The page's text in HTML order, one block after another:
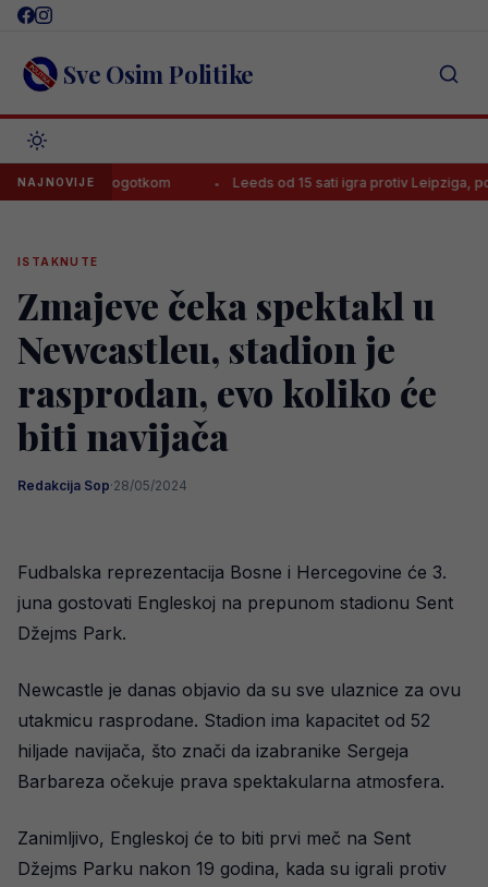
Skip
content Sve Osim Politike
NAJNOVIJE
je pogotkom Leeds od 15 sati igra protiv Leipziga, poznat
ISTAKNUTE
Zmajeve čeka spektakl u
Newcastleu, stadion je
rasprodan, evo koliko će
biti navijača
Redakcija Sop·28/05/2024
Fudbalska reprezentacija Bosne i Hercegovine će 3.
juna gostovati Engleskoj na prepunom stadionu Sent
Džejms Park.
Newcastle je danas objavio da su sve ulaznice za ovu
utakmicu rasprodane. Stadion ima kapacitet od 52
hiljade navijača, što znači da izabranike Sergeja
Barbareza očekuje prava spektakularna atmosfera.
Zanimljivo, Engleskoj će to biti prvi meč na Sent
Džejms Parku nakon 19 godina, kada su igrali protiv